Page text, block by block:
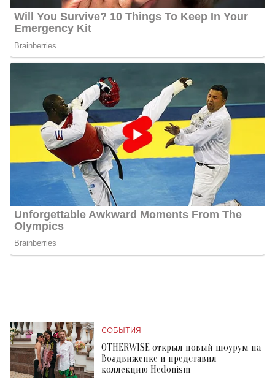
СОБЫТИЯ
OTHERWISE открыл новый шоурум на
Воздвиженке и представил
коллекцию Hedonism